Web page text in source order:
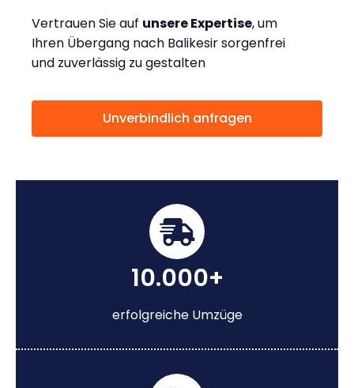
Vertrauen Sie auf unsere Expertise, um
Ihren Übergang nach Balikesir sorgenfrei
und zuverlässig zu gestalten
Unverbindlich anfragen
10.000+
erfolgreiche Umzüge